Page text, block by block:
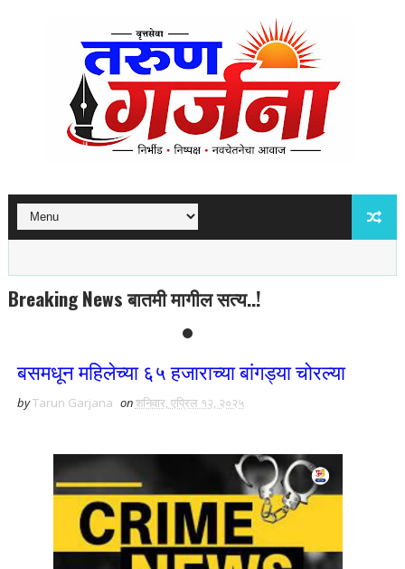
Breaking News बातमी मागील सत्य..!
बसमधून महिलेच्या ६५ हजाराच्या बांगड्या चोरल्या
byTarun Garjana onशनिवार, एप्रिल १२, २०२५